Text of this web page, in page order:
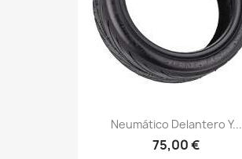
Neumático Delantero Y...
75,00 €